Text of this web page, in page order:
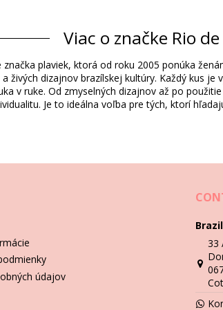
Zloženie
Tex Standard
Tex Standard
Informácie o
L (7899810165497), XL (7899810165503)
týkajúce sa prania a
Tri-Mel
naučiť, ako sa o ne dobre starať. Kvalitná
Viac o značke Rio de
plaviek, ktorá od roku 2005 ponúka
živých dizajnov brazílskej kultúry. Každý kus
v ruke. Od zmyselných dizajnov až po
Je to ideálna voľba pre tých, ktorí
údajov
33